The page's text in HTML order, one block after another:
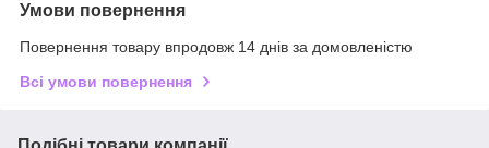
Умови повернення
Повернення товару впродовж 14 днів за домовленістю
Всі умови повернення